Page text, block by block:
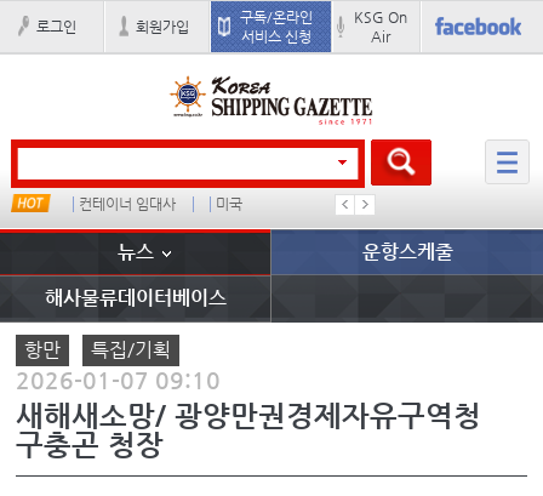
로그인 회원가입
구독/온라인
서비스 신청
KSG On
Air
컨테이너 임대사 미국 �
뉴스 운항스케줄
해사물류데이터베이스
항만 특집/기획
2026-01-07 09:10
새해새소망/ 광양만권경제자유구역청
구충곤 청장